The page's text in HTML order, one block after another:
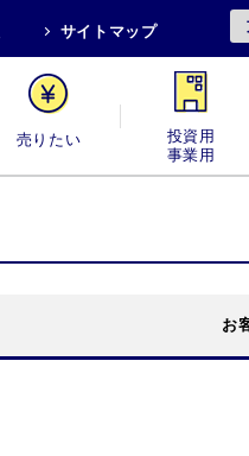
サイトマップ
売りたい 投資用・事業用
お